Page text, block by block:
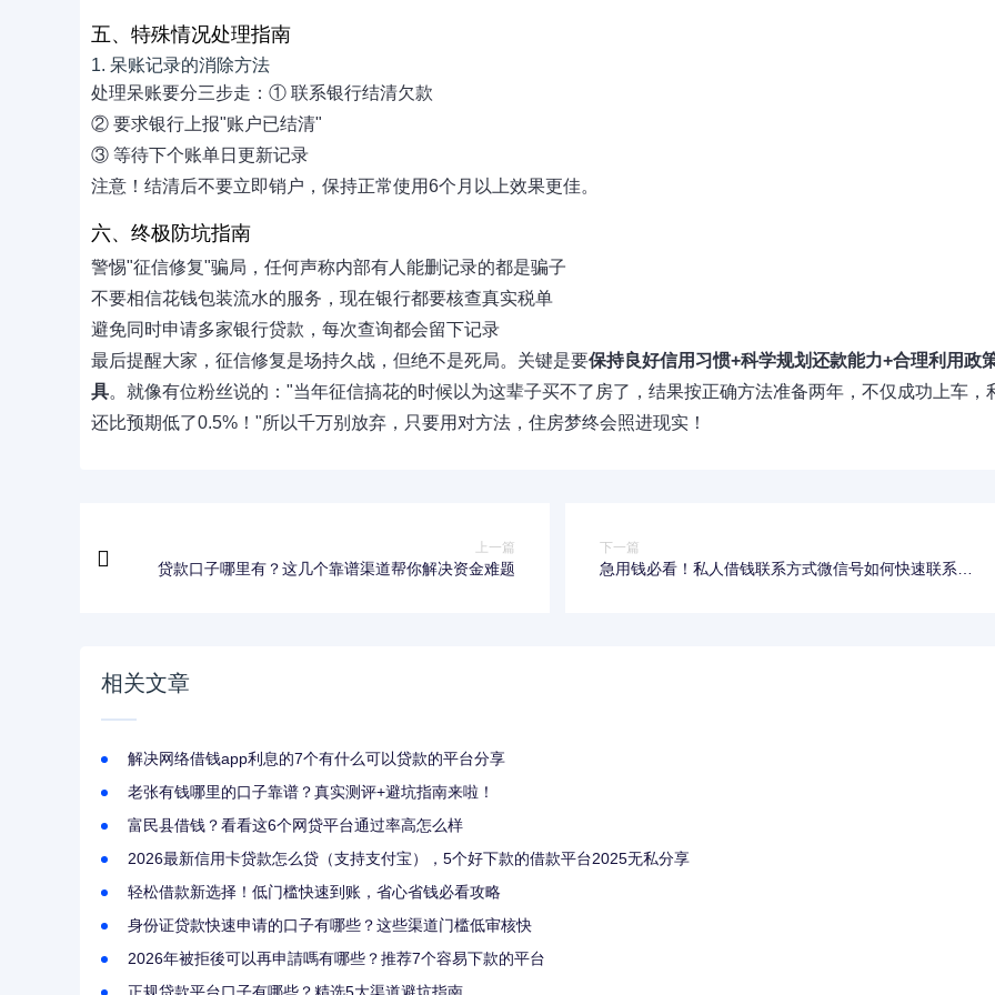
五、特殊情况处理指南
1. 呆账记录的消除方法
处理呆账要分三步走：① 联系银行结清欠款
② 要求银行上报"账户已结清"
③ 等待下个账单日更新记录
注意！结清后不要立即销户，保持正常使用6个月以上效果更佳。
六、终极防坑指南
警惕"征信修复"骗局，任何声称内部有人能删记录的都是骗子
不要相信花钱包装流水的服务，现在银行都要核查真实税单
避免同时申请多家银行贷款，每次查询都会留下记录
最后提醒大家，征信修复是场持久战，但绝不是死局。关键是要保持良好信用习惯+科学规划还款能力+合理利用政
具。就像有位粉丝说的："当年征信搞花的时候以为这辈子买不了房了，结果按正确方法准备两年，不仅成功上车，
还比预期低了0.5%！"所以千万别放弃，只要用对方法，住房梦终会照进现实！
上一篇
贷款口子哪里有？这几个靠谱渠道帮你解决资金难题
下一篇
急用钱必看！私人借钱联系方式微信号如何快速联系到
相关文章
解决网络借钱app利息的7个有什么可以贷款的平台分享
老张有钱哪里的口子靠谱？真实测评+避坑指南来啦！
富民县借钱？看看这6个网贷平台通过率高怎么样
2026最新信用卡贷款怎么贷（支持支付宝），5个好下款的借款平台2025无私分享
轻松借款新选择！低门槛快速到账，省心省钱必看攻略
身份证贷款快速申请的口子有哪些？这些渠道门槛低审核快
2026年被拒後可以再申請嗎有哪些？推荐7个容易下款的平台